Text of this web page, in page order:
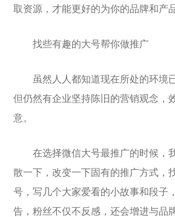
取资源，才能更好的为你的品牌和产
找些有趣的大号帮你做推广
虽然人人都知道现在所处的环境已
但仍然有企业坚持陈旧的营销观念，
意。
在选择微信大号最推广的时候，
散一下，改变一下固有的推广方式，
号，写几个大家爱看的小故事和段子
告，粉丝不仅不反感，还会增进与品